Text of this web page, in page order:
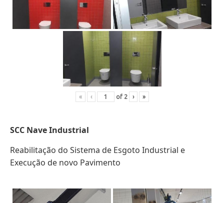
« ‹ of 2 › »
SCC Nave Industrial
Reabilitação do Sistema de Esgoto Industrial e
Execução de novo Pavimento